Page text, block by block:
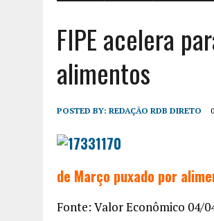
FIPE acelera
alimentos
POSTED BY: REDAÇÃO RDB DIRETO
de Março puxado por
Fonte: Valor Econômico 04/